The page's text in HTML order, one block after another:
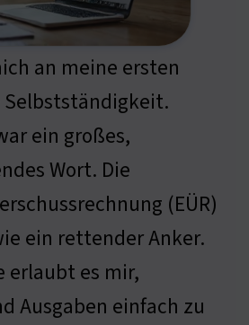
an meine ersten
ein großes,
Wort. Die
(EÜR)
ein rettender Anker.
erlaubt es mir,
Ausgaben einfach zu